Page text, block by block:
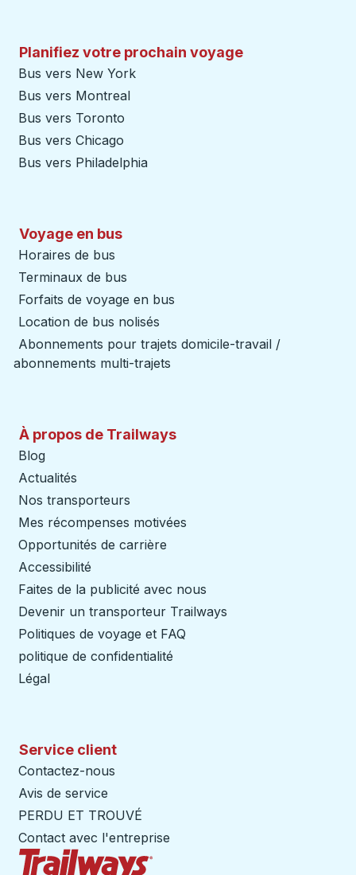
Planifiez votre prochain voyage
Bus vers New York
Bus vers Montreal
Bus vers Toronto
Bus vers Chicago
Bus vers Philadelphia
Voyage en bus
Horaires de bus
Terminaux de bus
Forfaits de voyage en bus
Location de bus nolisés
Abonnements pour trajets domicile-travail /
abonnements multi-trajets
À propos de Trailways
Blog
Actualités
Nos transporteurs
Mes récompenses motivées
Opportunités de carrière
Accessibilité
Faites de la publicité avec nous
Devenir un transporteur Trailways
Politiques de voyage et FAQ
politique de confidentialité
Légal
Service client
Contactez-nous
Avis de service
PERDU ET TROUVÉ
Contact avec l'entreprise